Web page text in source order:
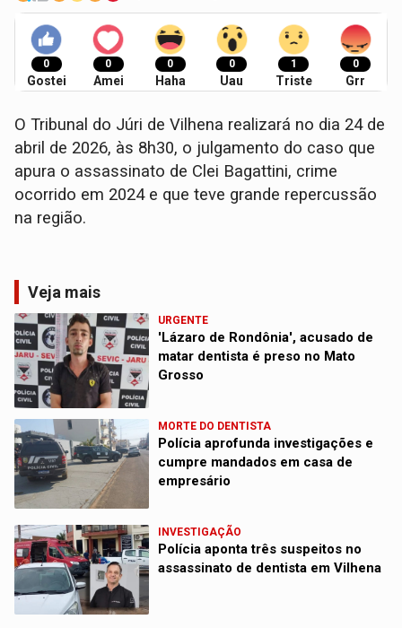
0
Gostei
0
Amei
0
Haha
0
Uau
1
Triste
0
Grr
O Tribunal do Júri de Vilhena realizará no dia 24 de
abril de 2026, às 8h30, o julgamento do caso que
apura o assassinato de Clei Bagattini, crime
ocorrido em 2024 e que teve grande repercussão
na região.
Veja mais
URGENTE
'Lázaro de Rondônia', acusado de
matar dentista é preso no Mato
Grosso
MORTE DO DENTISTA
Polícia aprofunda investigações e
cumpre mandados em casa de
empresário
INVESTIGAÇÃO
Polícia aponta três suspeitos no
assassinato de dentista em Vilhena